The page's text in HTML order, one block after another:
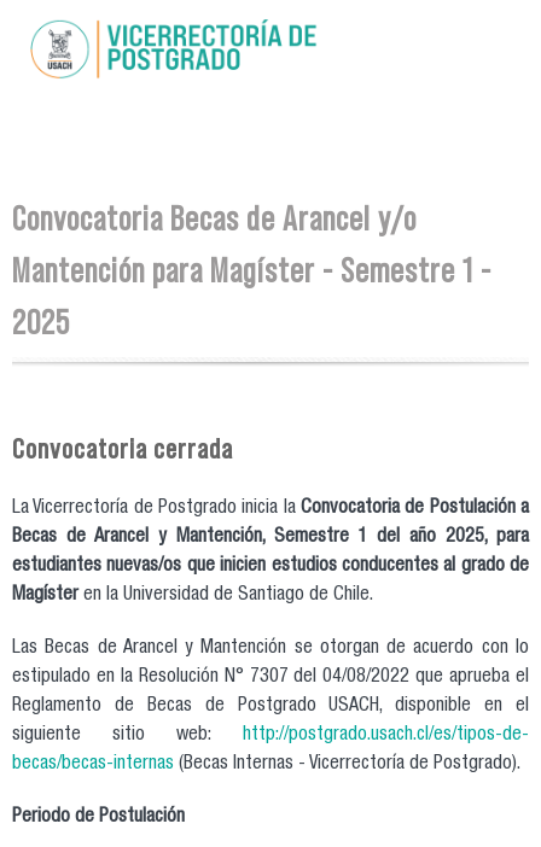
contenido
Se encuentra usted aquí
Convocatoria Becas de Arancel y/o
Mantención para Magíster - Semestre 1 -
2025
Convocatoria cerrada
La Vicerrectoría de Postgrado inicia laConvocatoria de Postulación a
Becas de Arancel y Mantención, Semestre 1 del año 2025, para
estudiantes nuevas/os que inicien estudios conducentes al grado de
Magísteren la Universidad de Santiago de Chile.
Las Becas de Arancel y Mantención se otorgan de acuerdo con lo
estipulado en la Resolución N° 7307 del 04/08/2022 que aprueba el
Reglamento de Becas de Postgrado USACH, disponible en el
siguiente sitio web: http://postgrado.usach.cl/es/tipos-de-
becas/becas-internas (Becas Internas - Vicerrectoría de Postgrado).
Periodo de Postulación